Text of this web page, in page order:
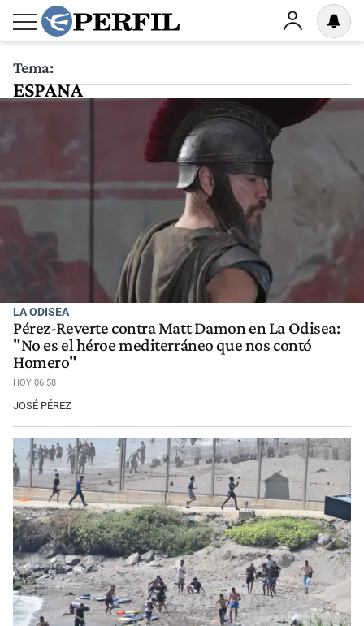
Tema:
ESPANA
LA ODISEA
Pérez-Reverte contra Matt Damon en La Odisea:
"No es el héroe mediterráneo que nos contó
Homero"
HOY 06:58
JOSÉ PÉREZ